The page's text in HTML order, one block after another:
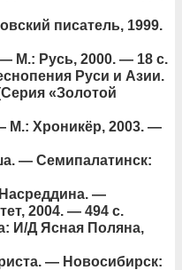
писатель, 1999.
М.: Русь, 2000. — 18 с.
Руси и Азии.
«Золотой
М.: Хроникёр, 2003. —
— Семипалатинск:
—
2004. — 494 с.
И/Д Ясная Поляна,
— Новосибирск: